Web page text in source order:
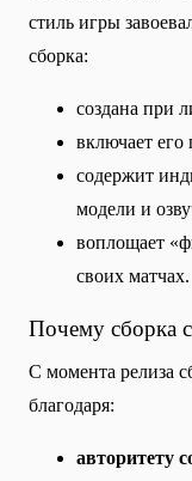
стиль игры
сборка:
создана при
включает его
содержит
модели и
воплощает
своих матчах.
Почему сборка
С момента релиза
благодаря:
авторитету